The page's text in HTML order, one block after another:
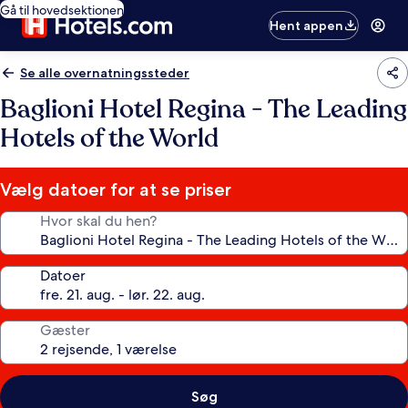
Gå til hovedsektionen
Hent appen
Se alle overnatningssteder
Baglioni Hotel Regina - The Leading
Hotels of the World
Vælg datoer for at se priser
Hvor skal du hen?
Datoer
Gæster
Søg